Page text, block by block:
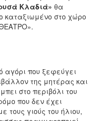
Κλαδιά» θα
καταξιωμένο στο χώρο
αγόρι που ξεφεύγει
της μητέρας και
στο περιβόλι του
που δεν έχει
γιούς του ήλιου,